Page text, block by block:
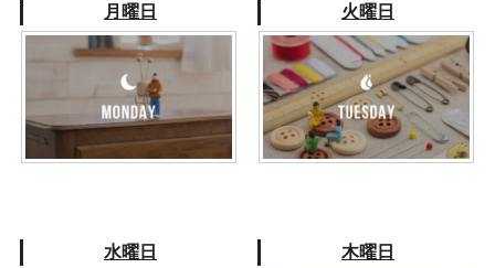
月曜日 火曜日
水曜日 木曜日